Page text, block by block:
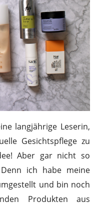
langjährige Leserin,
Gesichtspflege zu
Aber gar nicht so
ich habe meine
und bin noch
Produkten aus